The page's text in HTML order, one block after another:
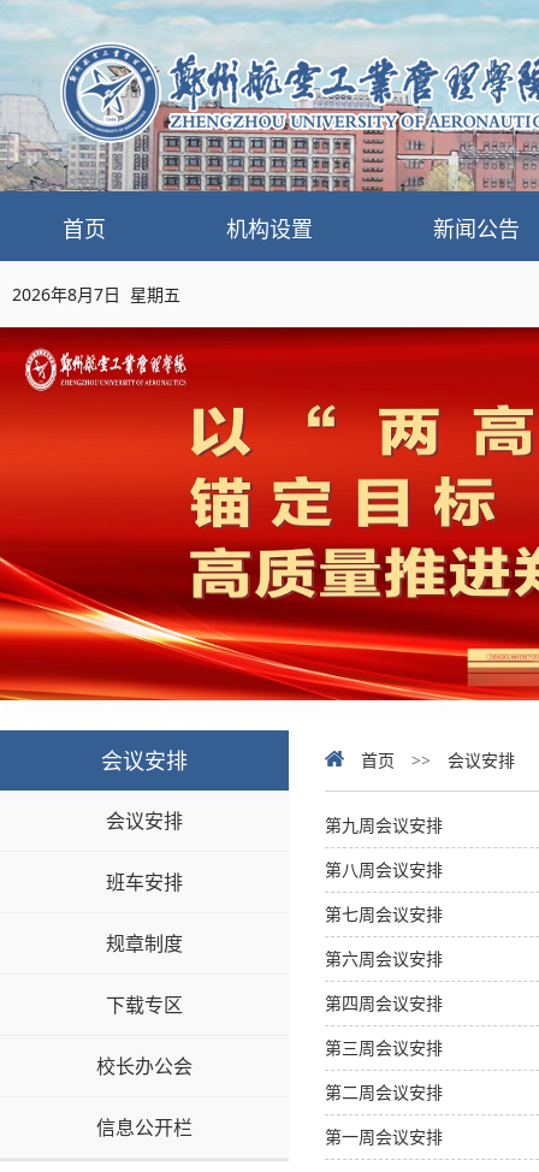
首页 机构设置 新闻公告
2026年8月7日 星期五
会议安排
会议安排
班车安排
规章制度
下载专区
校长办公会
信息公开栏
首页 >> 会议安排
第九周会议安排
第八周会议安排
第七周会议安排
第六周会议安排
第四周会议安排
第三周会议安排
第二周会议安排
第一周会议安排